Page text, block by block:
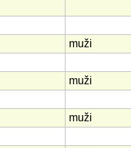
muži
muži
muži